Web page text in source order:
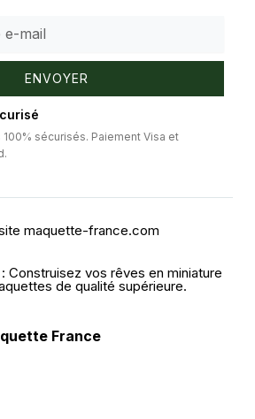
ENVOYER
100% sécurisés. Paiement Visa et
Construisez vos rêves en miniature
de qualité supérieure.
France